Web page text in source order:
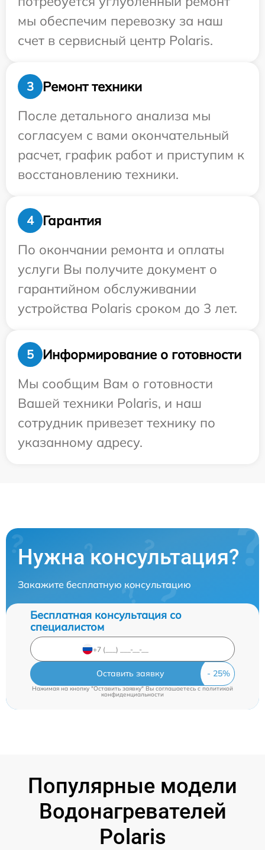
мы обеспечим перевозку за наш
счет в сервисный центр Polaris.
3
Ремонт техники
После детального анализа мы
согласуем с вами окончательный
расчет, график работ и приступим к
восстановлению техники.
4
Гарантия
По окончании ремонта и оплаты
услуги Вы получите документ о
гарантийном обслуживании
устройства Polaris сроком до 3 лет.
5
Информирование о готовности
Мы сообщим Вам о готовности
Вашей техники Polaris, и наш
сотрудник привезет технику по
указанному адресу.
Нужна консультация?
Закажите бесплатную консультацию
Бесплатная консультация со
специалистом
Оставить заявку
Нажимая на кнопку "Оставить заявку" Вы соглашаетесь cполитикой
конфиденциальности
Популярные модели
Водонагревателей
Polaris